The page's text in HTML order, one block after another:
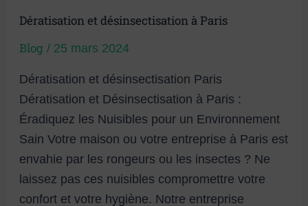
Dératisation et désinsectisation à Paris
Blog/ 25 mars 2024
Dératisation et désinsectisation Paris
Dératisation et Désinsectisation à Paris :
Éradiquez les Nuisibles pour un Environnement
Sain Votre maison ou votre entreprise à Paris est
envahie par les rongeurs ou les insectes ? Ne
laissez pas ces nuisibles compromettre votre
confort et votre hygiène. Notre entreprise